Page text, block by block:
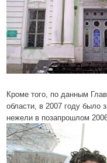
Кроме того, по данным
области, в 2007 году было
нежели в позапрошлом